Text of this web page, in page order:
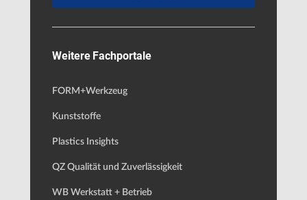
Weitere Fachportale
FORM+Werkzeug
Kunststoffe
Plastics Insights
QZ Qualität und Zuverlässigkeit
WB Werkstatt + Betrieb